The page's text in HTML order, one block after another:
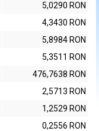
5,0290 RON
4,3430 RON
5,8984 RON
5,3511 RON
476,7638 RON
2,5713 RON
1,2529 RON
0,2556 RON